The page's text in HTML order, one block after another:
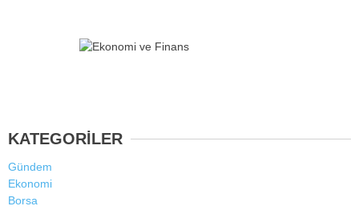
KATEGORİLER
Gündem
Ekonomi
Borsa